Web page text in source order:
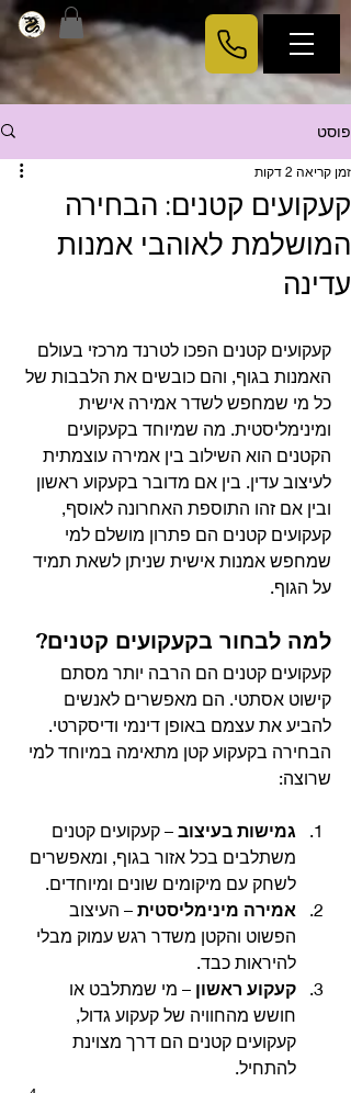
פוסט
קעקועים קטנים: הבחירה
המושלמת לאוהבי אמנות
עדינה
זמן קריאה 2 דקות
קעקועים קטנים הפכו לטרנד מרכזי בעולם
האמנות בגוף, והם כובשים את הלבבות של
כל מי שמחפש לשדר אמירה אישית
ומינימליסטית. מה שמיוחד בקעקועים
הקטנים הוא השילוב בין אמירה עוצמתית
לעיצוב עדין. בין אם מדובר בקעקוע ראשון
ובין אם זהו התוספת האחרונה לאוסף,
קעקועים קטנים הם פתרון מושלם למי
שמחפש אמנות אישית שניתן לשאת תמיד
על הגוף.
למה לבחור בקעקועים קטנים?
קעקועים קטנים הם הרבה יותר מסתם
קישוט אסתטי. הם מאפשרים לאנשים
להביע את עצמם באופן דינמי ודיסקרטי.
הבחירה בקעקוע קטן מתאימה במיוחד למי
שרוצה:
גמישות בעיצוב – קעקועים קטנים
משתלבים בכל אזור בגוף, ומאפשרים
לשחק עם מיקומים שונים ומיוחדים.
אמירה מינימליסטית – העיצוב
הפשוט והקטן משדר רגש עמוק מבלי
להיראות כבד.
קעקוע ראשון – מי שמתלבט או
חושש מהחוויה של קעקוע גדול,
קעקועים קטנים הם דרך מצוינת
להתחיל.